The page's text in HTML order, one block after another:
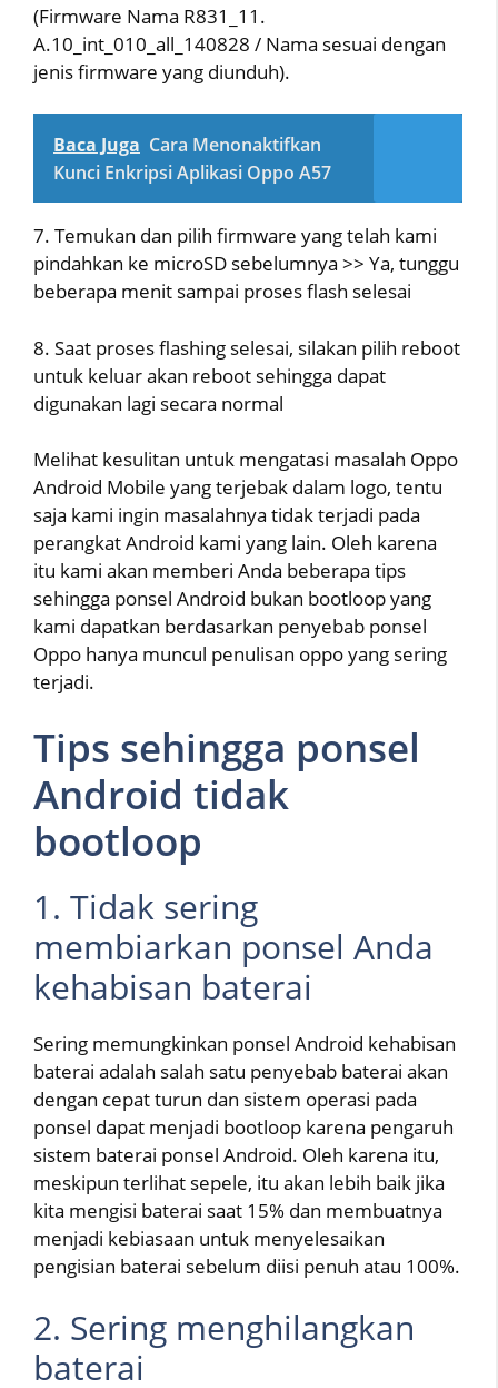
(Firmware Nama R831_11.
A.10_int_010_all_140828 / Nama sesuai dengan
jenis firmware yang diunduh).
Baca Juga Cara Menonaktifkan
Kunci Enkripsi Aplikasi Oppo A57
7. Temukan dan pilih firmware yang telah kami
pindahkan ke microSD sebelumnya >> Ya, tunggu
beberapa menit sampai proses flash selesai
8. Saat proses flashing selesai, silakan pilih reboot
untuk keluar akan reboot sehingga dapat
digunakan lagi secara normal
Melihat kesulitan untuk mengatasi masalah Oppo
Android Mobile yang terjebak dalam logo, tentu
saja kami ingin masalahnya tidak terjadi pada
perangkat Android kami yang lain. Oleh karena
itu kami akan memberi Anda beberapa tips
sehingga ponsel Android bukan bootloop yang
kami dapatkan berdasarkan penyebab ponsel
Oppo hanya muncul penulisan oppo yang sering
terjadi.
Tips sehingga ponsel
Android tidak
bootloop
1. Tidak sering
membiarkan ponsel Anda
kehabisan baterai
Sering memungkinkan ponsel Android kehabisan
baterai adalah salah satu penyebab baterai akan
dengan cepat turun dan sistem operasi pada
ponsel dapat menjadi bootloop karena pengaruh
sistem baterai ponsel Android. Oleh karena itu,
meskipun terlihat sepele, itu akan lebih baik jika
kita mengisi baterai saat 15% dan membuatnya
menjadi kebiasaan untuk menyelesaikan
pengisian baterai sebelum diisi penuh atau 100%.
2. Sering menghilangkan
baterai